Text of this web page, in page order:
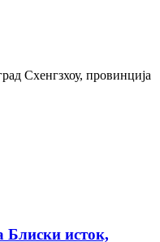
Схенгзхоу, провинција
Блиски исток,